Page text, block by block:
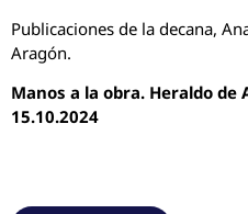
Publicaciones de la decana,
Aragón.
Manos a la obra. Heraldo de
15.10.2024